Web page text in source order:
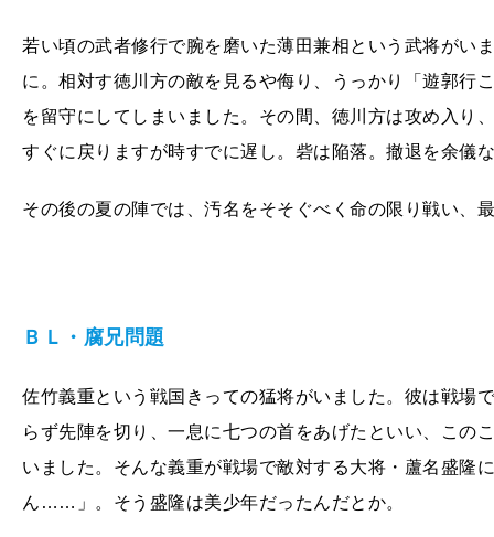
若い頃の武者修行で腕を磨いた薄田兼相という武将がい
に。相対す徳川方の敵を見るや侮り、うっかり「遊郭行
を留守にしてしまいました。その間、徳川方は攻め入り
すぐに戻りますが時すでに遅し。砦は陥落。撤退を余儀
その後の夏の陣では、汚名をそそぐべく命の限り戦い、
ＢＬ・腐兄問題
佐竹義重という戦国きっての猛将がいました。彼は戦場
らず先陣を切り、一息に七つの首をあげたといい、この
いました。そんな義重が戦場で敵対する大将・蘆名盛隆
ん……」。そう盛隆は美少年だったんだとか。